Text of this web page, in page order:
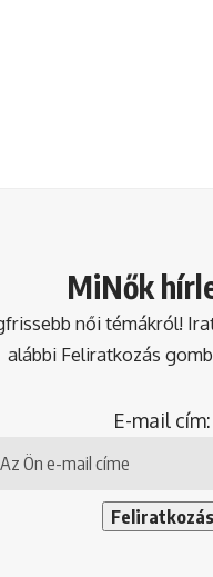
MiNők
női témákról!
alábbi Feliratkozás
E-mail cím: